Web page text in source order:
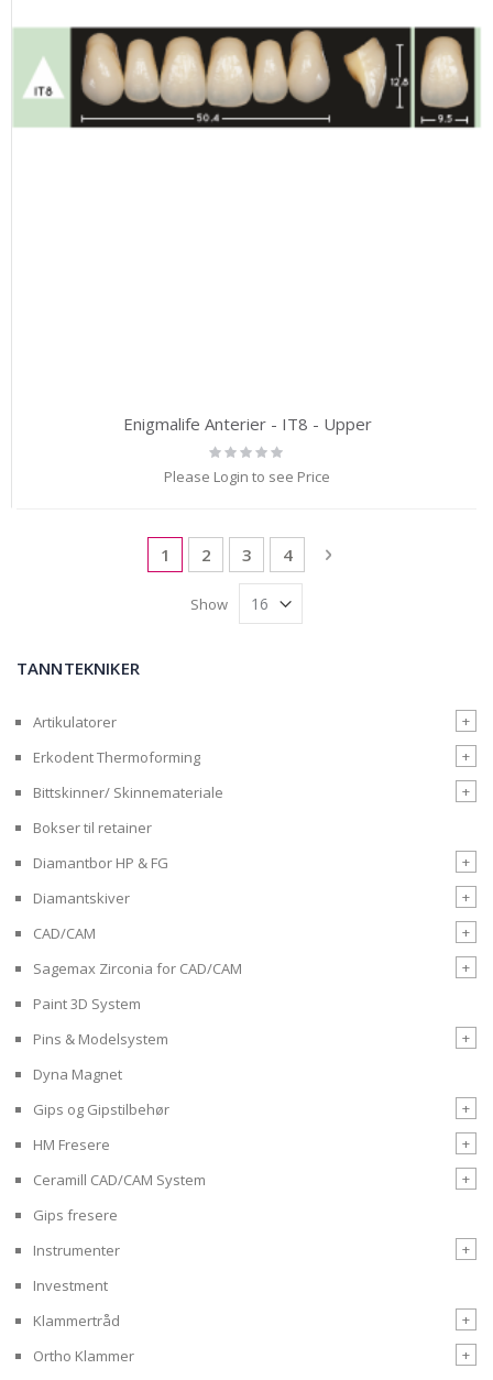
Enigmalife Anterier - IT8 - Upper
Rating:
0%
Please Login to see Price
Page
You're currently reading page
1 Page
2 Page
3 Page
4 Page
Next
Show
TANNTEKNIKER
Artikulatorer
+
Erkodent Thermoforming
+
Bittskinner/ Skinnemateriale
+
Bokser til retainer
Diamantbor HP & FG
+
Diamantskiver
+
CAD/CAM
+
Sagemax Zirconia for CAD/CAM
+
Paint 3D System
Pins & Modelsystem
+
Dyna Magnet
Gips og Gipstilbehør
+
HM Fresere
+
Ceramill CAD/CAM System
+
Gips fresere
Instrumenter
+
Investment
Klammertråd
+
Ortho Klammer
+